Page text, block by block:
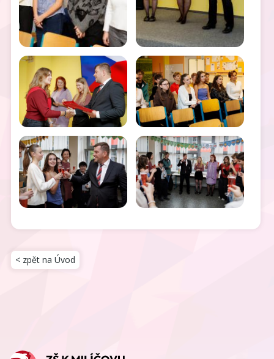
< zpět na Úvod